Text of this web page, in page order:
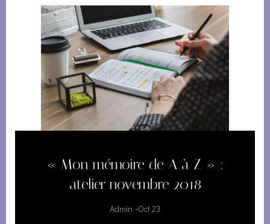
« Mon mémoire de A à Z » :
atelier novembre 2018
Admin -Oct 23